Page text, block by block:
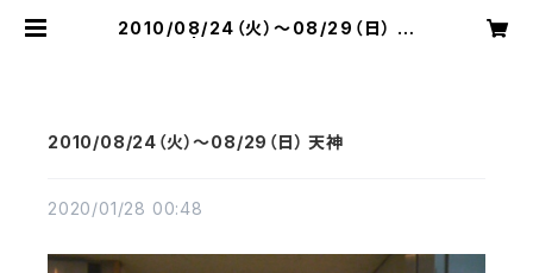
2010/08/24（火）〜08/29（日） 天
2010/08/24（火）〜08/29（日） 天神
2020/01/28 00:48